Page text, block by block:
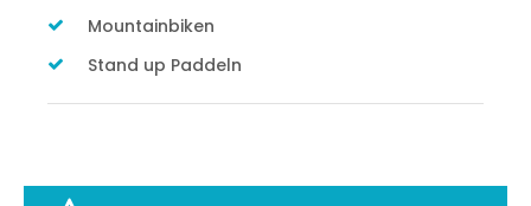
Mountainbiken
Stand up Paddeln